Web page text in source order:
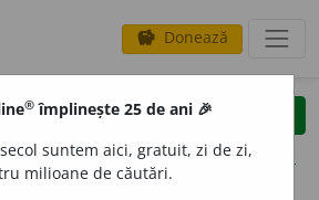
savings Donează
clear
opțiuni
® împlinește 25 de ani 🎉
suntem aici, gratuit, zi de zi,
milioane de căutări.